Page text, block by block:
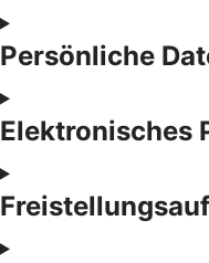
Persönliche
Elektronisches